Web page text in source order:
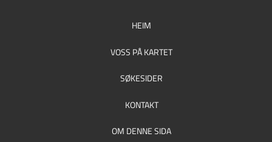
HEIM
VOSS PÅ KARTET
SØKESIDER
KONTAKT
OM DENNE SIDA